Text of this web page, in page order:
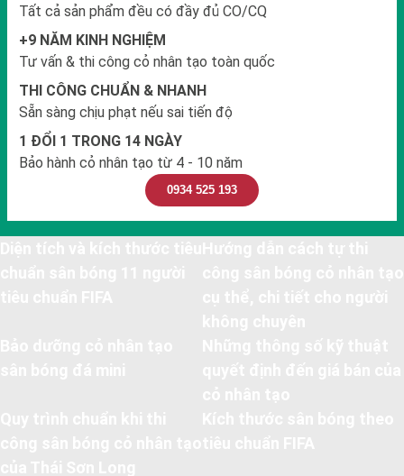
Tất cả sản phẩm đều có đầy đủ CO/CQ
+9 NĂM KINH NGHIỆM
Tư vấn & thi công cỏ nhân tạo toàn quốc
THI CÔNG CHUẨN & NHANH
Sẵn sàng chịu phạt nếu sai tiến độ
1 ĐỔI 1 TRONG 14 NGÀY
Bảo hành cỏ nhân tạo từ 4 - 10 năm
0934 525 193